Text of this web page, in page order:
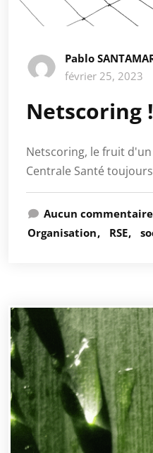
Pablo
février 25, 2023
Netscoring !
Netscoring, le fruit
Centrale Santé
Aucun commentaire
Organisation
RSE